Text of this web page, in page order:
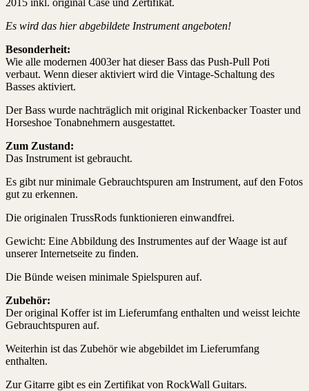
Es wird das hier abgebildete Instrument angeboten!
Besonderheit:
Wie alle modernen 4003er hat dieser Bass das Push-Pull Poti
verbaut. Wenn dieser aktiviert wird die Vintage-Schaltung des
Basses aktiviert.
Der Bass wurde nachträglich mit original Rickenbacker Toaster und
Horseshoe Tonabnehmern ausgestattet.
Zum Zustand:
Das Instrument ist gebraucht.
Es gibt nur minimale Gebrauchtspuren am Instrument, auf den Fotos
gut zu erkennen.
Die originalen TrussRods funktionieren einwandfrei.
Gewicht: Eine Abbildung des Instrumentes auf der Waage ist auf
unserer Internetseite zu finden.
Die Bünde weisen minimale Spielspuren auf.
Zubehör:
Der original Koffer ist im Lieferumfang enthalten und weisst leichte
Gebrauchtspuren auf.
Weiterhin ist das Zubehör wie abgebildet im Lieferumfang
enthalten.
Zur Gitarre gibt es ein Zertifikat von RockWall Guitars.